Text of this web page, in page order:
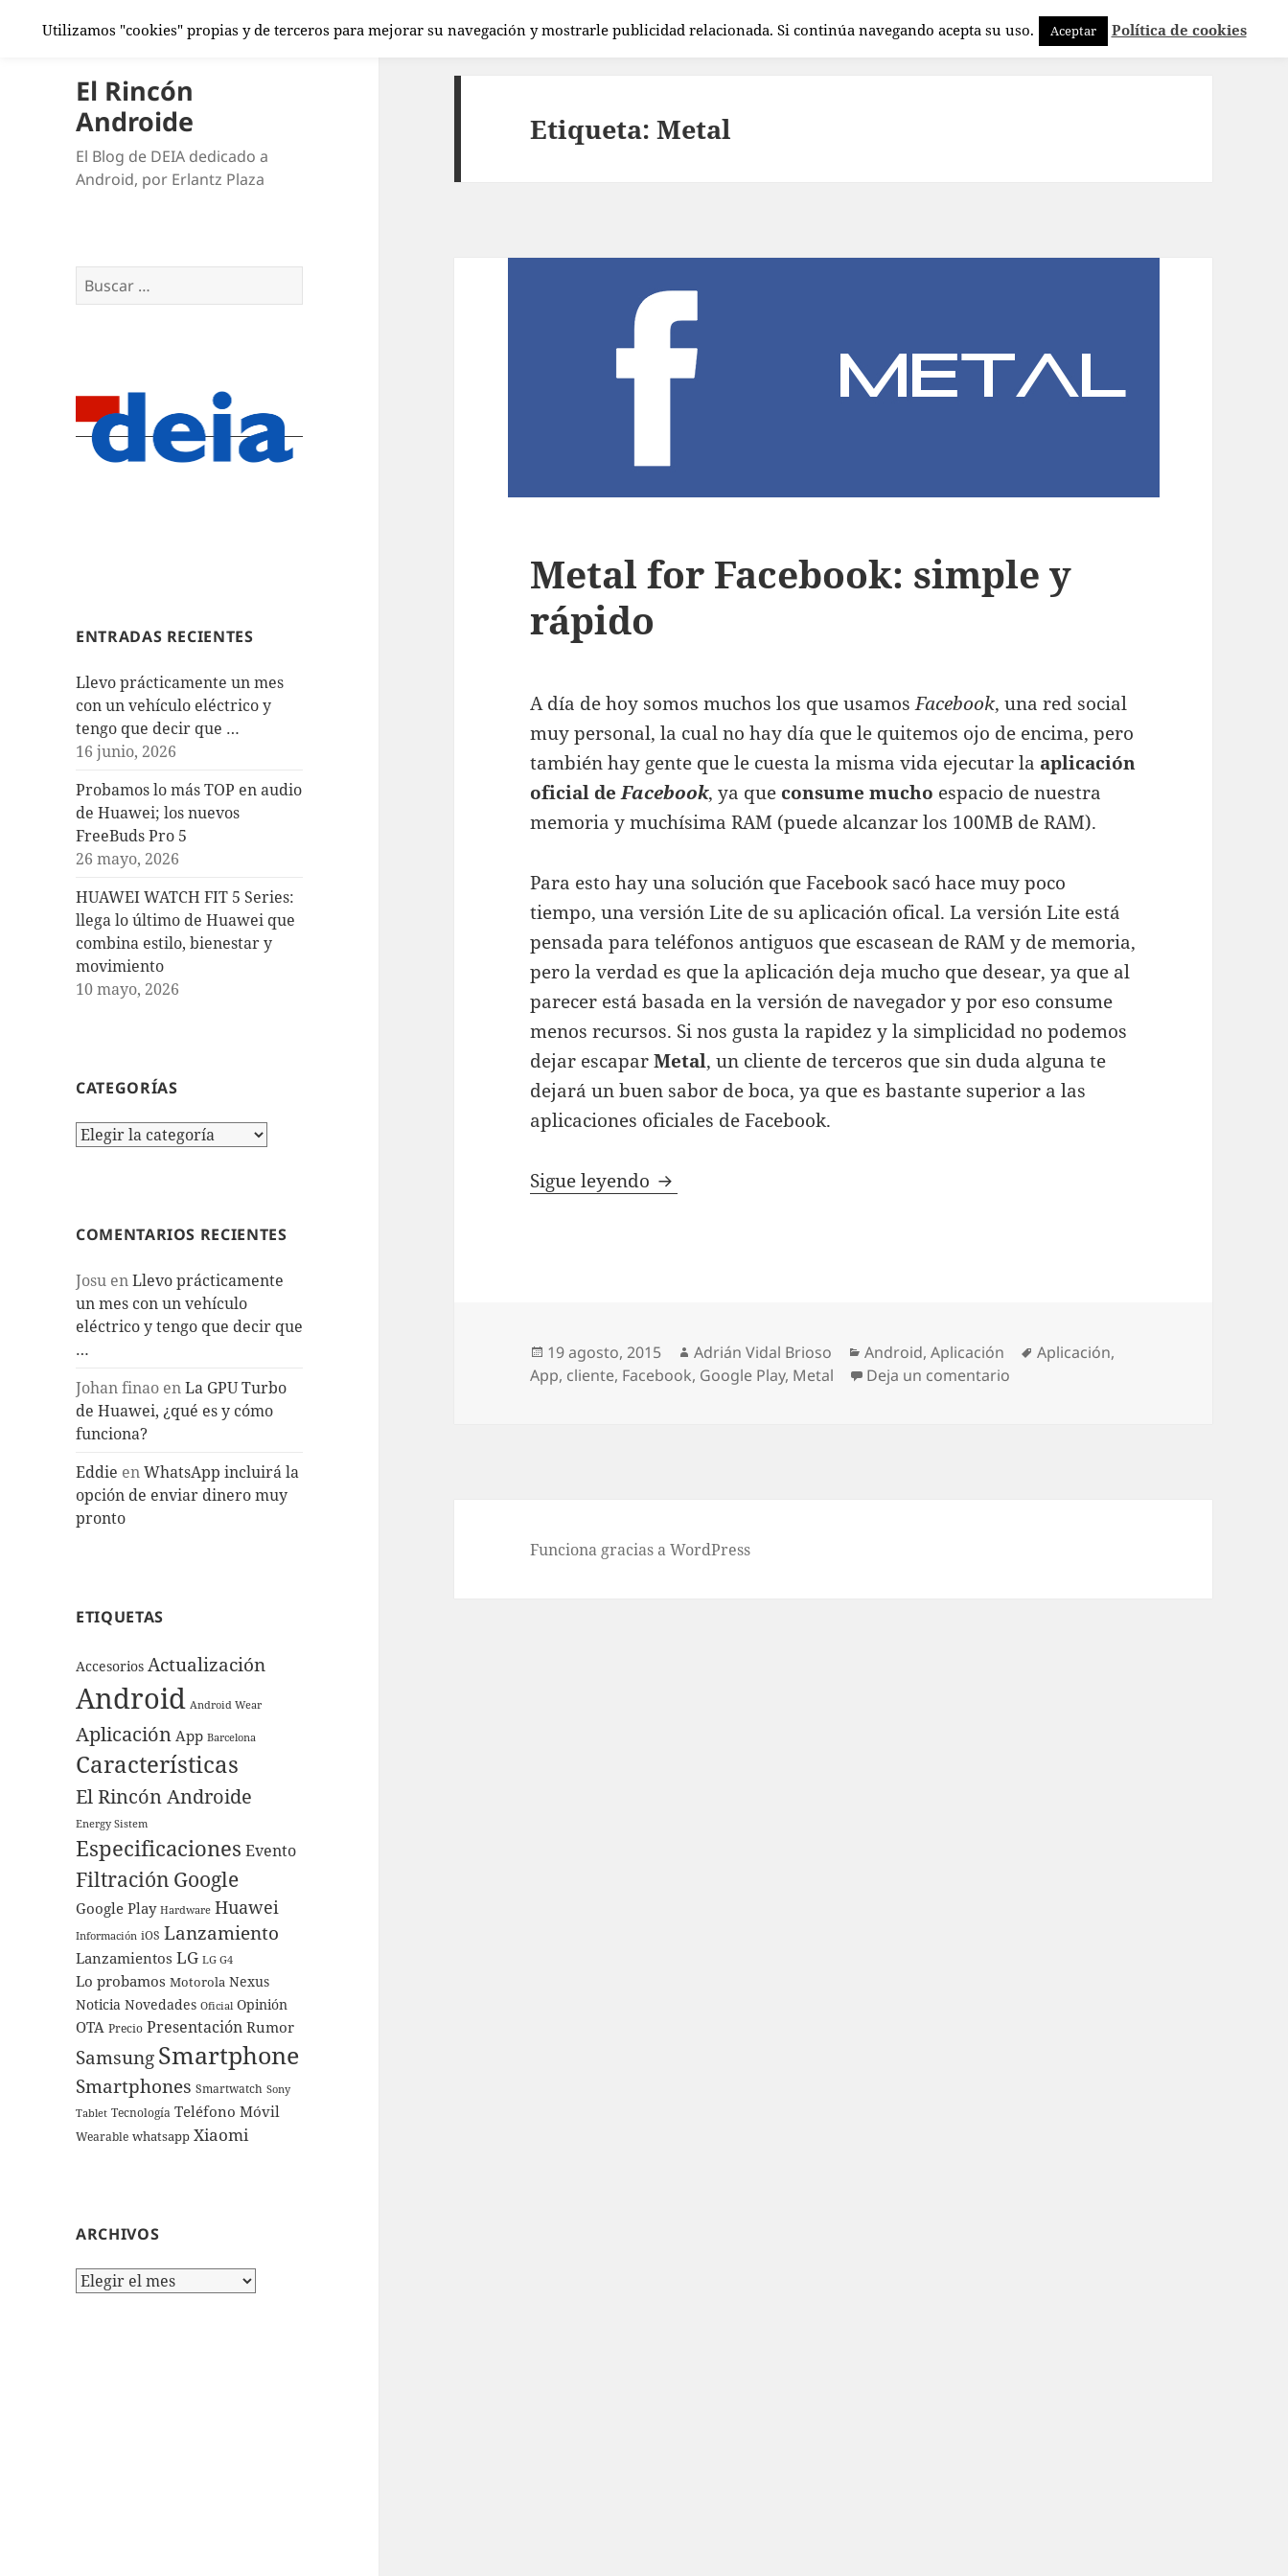
El Rincón
Androide
El Blog de DEIA dedicado a
Android, por Erlantz Plaza
Buscar:
ENTRADAS RECIENTES
Llevo prácticamente un mes
con un vehículo eléctrico y
tengo que decir que …
16 junio, 2026
Probamos lo más TOP en audio
de Huawei; los nuevos
FreeBuds Pro 5
26 mayo, 2026
HUAWEI WATCH FIT 5 Series:
llega lo último de Huawei que
combina estilo, bienestar y
movimiento
10 mayo, 2026
CATEGORÍAS
Categorías
COMENTARIOS RECIENTES
Josu enLlevo prácticamente
un mes con un vehículo
eléctrico y tengo que decir que
…
Johan finao enLa GPU Turbo
de Huawei, ¿qué es y cómo
funciona?
Eddie enWhatsApp incluirá la
opción de enviar dinero muy
pronto
ETIQUETAS
Accesorios Actualización
Android Android Wear
Aplicación App Barcelona
Características
El Rincón Androide
Energy Sistem
Especificaciones Evento
Filtración Google
Google Play Hardware Huawei
Información iOS Lanzamiento
Lanzamientos LG LG G4
Lo probamos Motorola Nexus
Noticia Novedades Oficial Opinión
OTA Precio Presentación Rumor
SamsungSmartphone
Smartphones Smartwatch Sony
Tablet Tecnología Teléfono Móvil
Wearable whatsapp Xiaomi
ARCHIVOS
Archivos
Etiqueta:Metal
Metal for Facebook: simple y
rápido
A día de hoy somos muchos los que usamosFacebook, una red social
muy personal, la cual no hay día que le quitemos ojo de encima, pero
también hay gente que le cuesta la misma vida ejecutar la aplicación
oficial deFacebook, ya que consume mucho espacio de nuestra
memoria y muchísima RAM (puede alcanzar los 100MB de RAM).
Para esto hay una solución que Facebook sacó hace muy poco
tiempo, una versión Lite de su aplicación ofical. La versión Lite está
pensada para teléfonos antiguos que escasean de RAM y de memoria,
pero la verdad es que la aplicación deja mucho que desear, ya que al
parecer está basada en la versión de navegador y por eso consume
menos recursos. Si nos gusta la rapidez y la simplicidad no podemos
dejar escaparMetal, un cliente de terceros que sin duda alguna te
dejará un buen sabor de boca, ya que es bastante superior a las
aplicaciones oficiales de Facebook.
Sigue leyendo Metal for Facebook: simple y rápido
Publicado
el
19 agosto, 2015 Autor
Adrián Vidal Brioso Categorías
Android,Aplicación Etiquetas
Aplicación,
App, cliente, Facebook, Google Play, Metal Deja un comentario
Funciona gracias a WordPress
Utilizamos "cookies" propias y de terceros para mejorar su navegación y mostrarle publicidad relacionada. Si continúa navegando acepta su uso. Aceptar Política de cookies